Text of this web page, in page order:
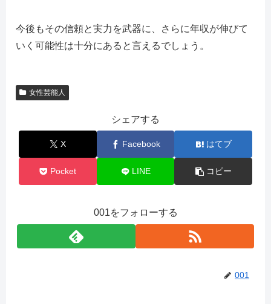
今後もその信頼と実力を武器に、さらに年収が伸びて
いく可能性は十分にあると言えるでしょう。
女性芸能人
シェアする
X Facebook はてブ
Pocket LINE コピー
001をフォローする
001